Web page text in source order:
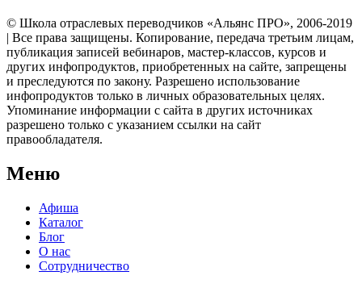
© Школа отраслевых переводчиков «Альянс ПРО», 2006-2019
| Все права защищены. Копирование, передача третьим лицам,
публикация записей вебинаров, мастер-классов, курсов и
других инфопродуктов, приобретенных на сайте, запрещены
и преследуются по закону. Разрешено использование
инфопродуктов только в личных образовательных целях.
Упоминание информации с сайта в других источниках
разрешено только с указанием ссылки на сайт
правообладателя.
Меню
Афиша
Каталог
Блог
О нас
Сотрудничество